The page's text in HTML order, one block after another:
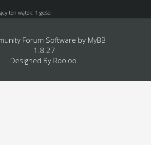
ten wątek: 1 gości
Forum Software by MyBB
1.8.27
Designed By Rooloo